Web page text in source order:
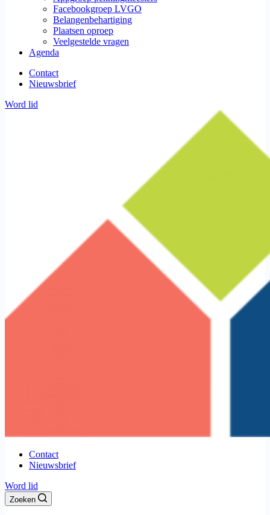
Facebookgroep LVGO
Belangenbehartiging
Plaatsen oproep
Veelgestelde vragen
Agenda
Contact
Nieuwsbrief
Word lid
Contact
Nieuwsbrief
Word lid
Zoeken